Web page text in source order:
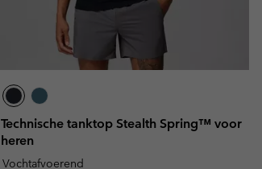
Technische tanktop Stealth Spring™ voor
heren
Vochtafvoerend